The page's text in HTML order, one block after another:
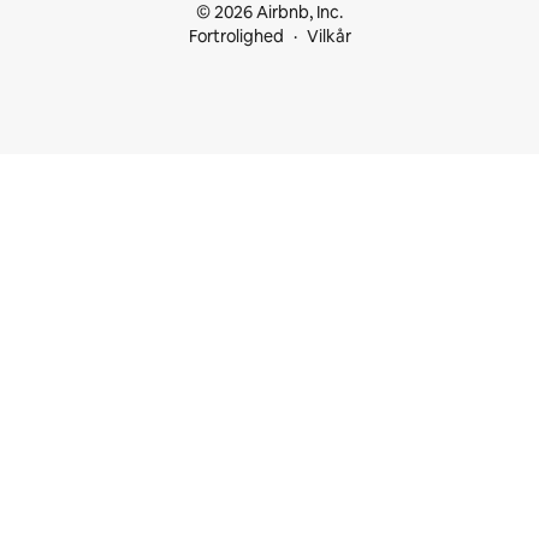
© 2026 Airbnb, Inc.
Fortrolighed
Vilkår